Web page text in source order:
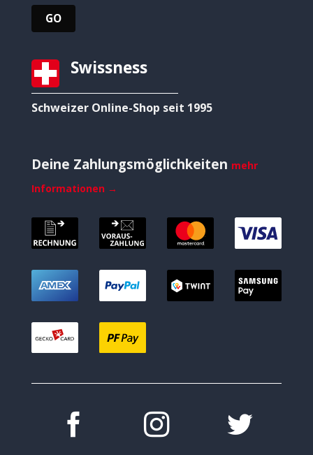
Swissness
Schweizer Online-Shop seit 1995
Deine Zahlungsmöglichkeiten mehr
Informationen →